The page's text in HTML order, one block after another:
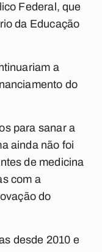
Federal, que
da Educação
a
do
para sanar a
ainda não foi
de medicina
com a
do
desde 2010 e